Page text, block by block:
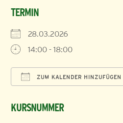
TERMIN
28.03.2026
14:00 - 18:00
ZUM KALENDER HINZUFÜGEN
KURSNUMMER